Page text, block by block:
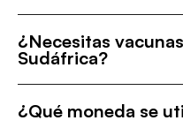
¿Necesitas
Sudáfrica?
¿Qué moneda se